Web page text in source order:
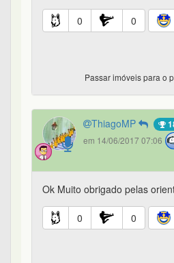
0 0
Passar imóveis para o
ThiagoMP
em 14/06/2017 07:06
Ok Muito obrigado pelas
0 0